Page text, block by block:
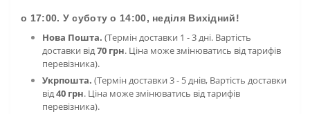
о 17:00. У суботу о 14:00, неділя Вихідний!
Нова Пошта. (Термін доставки 1 - 3 дні. Вартість
доставки від70 грн. Ціна може змінюватись від тарифів
перевізника).
Укрпошта. (Термін доставки 3 - 5 днів, Вартість доставки
від40 грн. Ціна може змінюватись від тарифів
перевізника).